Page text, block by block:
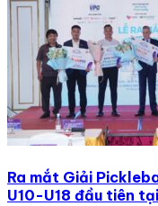
Ra mắt Giải
U10-U18 đầu tiên